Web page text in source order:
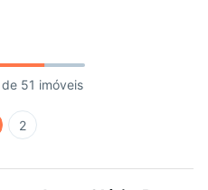
51 imóveis
2